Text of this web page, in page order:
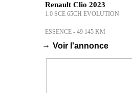
Renault Clio 2023
1.0 SCE 65CH EVOLUTION
ESSENCE - 49 145 KM
→ Voir l'annonce